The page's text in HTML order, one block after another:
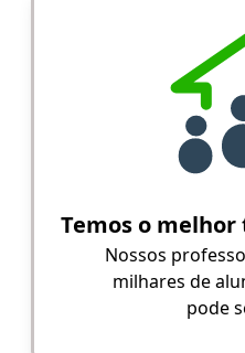
Temos o
Nossos
milhares de
pode